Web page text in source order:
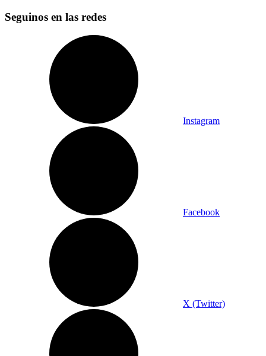
Seguinos en las redes
Instagram
Facebook
X (Twitter)